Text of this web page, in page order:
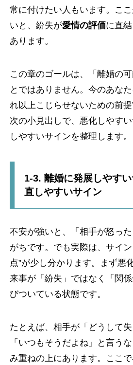
常に付けたい人もいます。こ
いと、紛失が愛情の評価に直
あります。
この章のゴールは、「離婚の
とではありません。今のあな
れ以上こじらせないための前提
次の小見出しで、悪化しやす
しやすいサインを整理します。
1-3. 離婚に発展しやす
直しやすいサイン
不安が強いと、「相手が怒っ
がちです。でも実際は、サイ
点”が少し分かります。まず悪
来事が「紛失」ではなく「関
びついている状態です。
たとえば、相手が「どうして
「いつもそうだよね」と言う
み重ねの上にあります。ここ